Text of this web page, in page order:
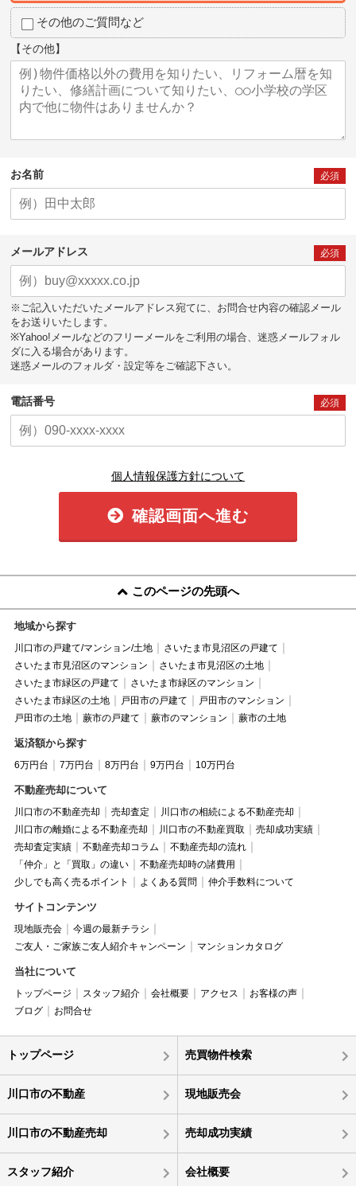
その他のご質問など
【その他】
お名前 必須
メールアドレス 必須
※ご記入いただいたメールアドレス宛てに、お問合せ内容の確認メール
をお送りいたします。
※Yahoo!メールなどのフリーメールをご利用の場合、迷惑メールフォル
ダに入る場合があります。
迷惑メールのフォルダ・設定等をご確認下さい。
電話番号 必須
個人情報保護方針について
確認画面へ進む
このページの先頭へ
地域から探す
川口市の戸建て/マンション/土地
さいたま市見沼区の戸建て
さいたま市見沼区のマンション
さいたま市見沼区の土地
さいたま市緑区の戸建て
さいたま市緑区のマンション
さいたま市緑区の土地
戸田市の戸建て
戸田市のマンション
戸田市の土地
蕨市の戸建て 蕨市のマンション 蕨市の土地
返済額から探す
6万円台 7万円台 8万円台 9万円台 10万円台
不動産売却について
川口市の不動産売却 売却査定
川口市の相続による不動産売却
川口市の離婚による不動産売却
川口市の不動産買取
売却成功実績
売却査定実績
不動産売却コラム
不動産売却の流れ
「仲介」と「買取」の違い
不動産売却時の諸費用
少しでも高く売るポイント
よくある質問 仲介手数料について
サイトコンテンツ
現地販売会
今週の最新チラシ
ご友人・ご家族ご友人紹介キャンペーン
マンションカタログ
当社について
トップページ スタッフ紹介 会社概要 アクセス
お客様の声
ブログ
お問合せ
トップページ 売買物件検索
川口市の不動産 現地販売会
川口市の不動産売却 売却成功実績
スタッフ紹介 会社概要